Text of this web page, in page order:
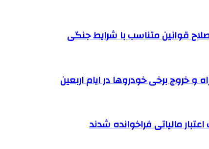
قوانین متناسب با شرایط جنگی
خروج برخی خودروها در ایام اربعین
مالیاتی فراخوانده شدند